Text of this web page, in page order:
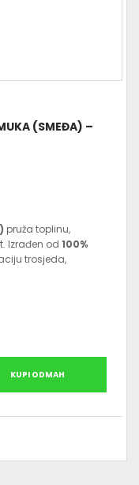
(SMEĐA) –
pruža toplinu,
Izrađen od 100%
trosjeda,
KUPI ODMAH